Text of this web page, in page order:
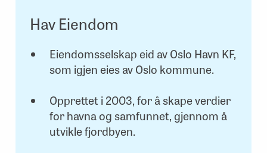
Hav Eiendom
Eiendomsselskap eid av Oslo Havn KF,
som igjen eies av Oslo kommune.
Opprettet i 2003, for å skape verdier
for havna og samfunnet, gjennom å
utvikle fjordbyen.